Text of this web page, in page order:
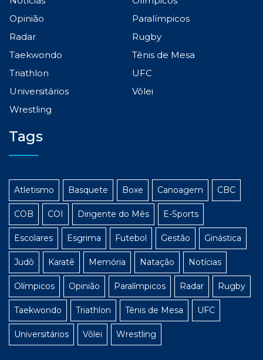
Opinião
Paralímpicos
Radar
Rugby
Taekwondo
Tênis de Mesa
Triathlon
UFC
Universitários
Vôlei
Wrestling
Tags
Atletismo Basquete Boxe Canoagem CBC
COB COI Dirigente do Mês E-Sports
Escolares Esgrima Futebol Gestão Ginástica
Judô Karatê Memória Natação Notícias
Olímpicos Opinião Paralímpicos Radar Rugby
Taekwondo Triathlon Tênis de Mesa UFC
Universitários Vôlei Wrestling